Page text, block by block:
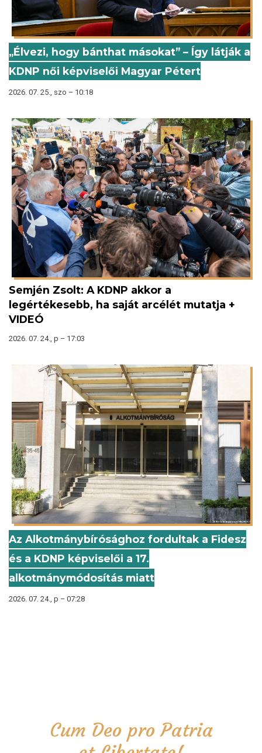
„Élvezi, hogy bánthat másokat” – Így látják a
KDNP női képviselői Magyar Pétert
2026. 07. 25., szo – 10:18
Semjén Zsolt: A KDNP akkor a
legértékesebb, ha saját arcélét mutatja +
VIDEÓ
2026. 07. 24., p – 17:03
Az Alkotmánybírósághoz fordultak a Fidesz
és a KDNP képviselői a 17.
alkotmánymódosítás miatt
2026. 07. 24., p – 07:28
Cum Deo pro Patria